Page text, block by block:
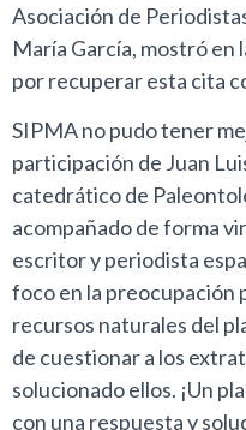
Asociación de
María García, mostró en
por recuperar esta cita
SIPMA no pudo tener
participación de Juan
catedrático de
acompañado de forma
escritor y periodista
foco en la preocupación
recursos naturales del
de cuestionar a los
solucionado ellos. ¡Un
con una respuesta y